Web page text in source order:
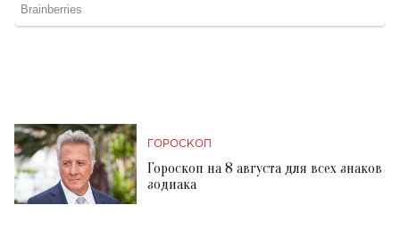
ГОРОСКОП
Гороскоп на 8 августа для всех знаков
зодиака